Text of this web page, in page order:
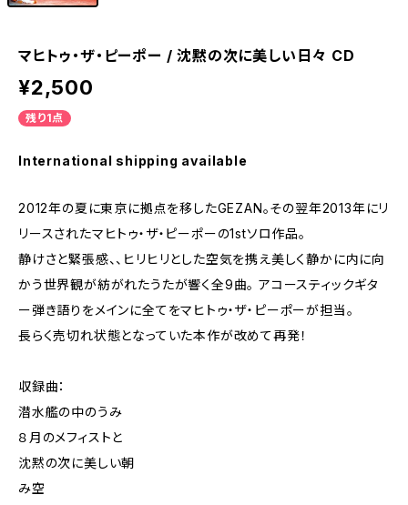
マヒトゥ・ザ・ピーポー / 沈黙の次に美しい日々 CD
¥2,500
残り1点
International shipping available
2012年の夏に東京に拠点を移したGEZAN。その翌年2013年にリ
リースされたマヒトゥ・ザ・ピーポーの1stソロ作品。
静けさと緊張感、、ヒリヒリとした空気を携え美しく静かに内に向
かう世界観が紡がれたうたが響く全9曲。 アコースティックギタ
ー弾き語りをメインに全てをマヒトゥ・ザ・ピーポーが担当。
長らく売切れ状態となっていた本作が改めて再発！
収録曲：
潜水艦の中のうみ
８月のメフィストと
沈黙の次に美しい朝
み空